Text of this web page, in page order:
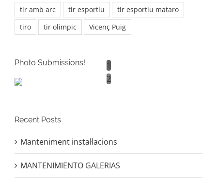
tir amb arc
tir esportiu
tir esportiu mataro
tiro
tir olimpic Vicenç Puig
Photo Submissions!
1
2
Recent Posts
Manteniment instal·lacions
MANTENIMIENTO GALERIAS